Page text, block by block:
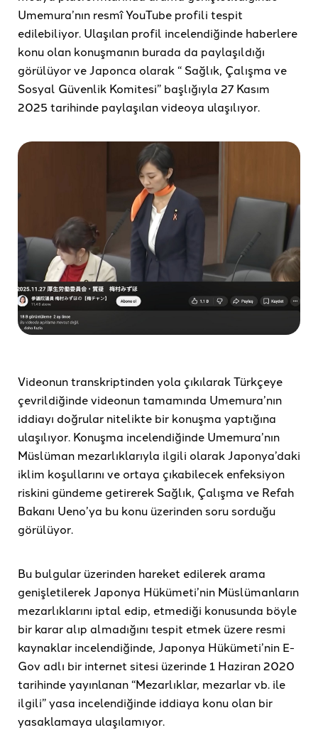
Umemura’nın resmî YouTube profili tespit
edilebiliyor. Ulaşılan profil incelendiğinde haberlere
konu olan konuşmanın burada da paylaşıldığı
görülüyor ve Japonca olarak “ Sağlık, Çalışma ve
Sosyal Güvenlik Komitesi” başlığıyla 27 Kasım
2025 tarihinde paylaşılan videoya ulaşılıyor.
Videonun transkriptinden yola çıkılarak Türkçeye
çevrildiğinde videonun tamamında Umemura’nın
iddiayı doğrular nitelikte bir konuşma yaptığına
ulaşılıyor. Konuşma incelendiğinde Umemura’nın
Müslüman mezarlıklarıyla ilgili olarak Japonya’daki
iklim koşullarını ve ortaya çıkabilecek enfeksiyon
riskini gündeme getirerek Sağlık, Çalışma ve Refah
Bakanı Ueno’ya bu konu üzerinden soru sorduğu
görülüyor.
Bu bulgular üzerinden hareket edilerek arama
genişletilerek Japonya Hükümeti’nin Müslümanların
mezarlıklarını iptal edip, etmediği konusunda böyle
bir karar alıp almadığını tespit etmek üzere resmi
kaynaklar incelendiğinde, Japonya Hükümeti’nin E-
Gov adlı bir internet sitesi üzerinde 1 Haziran 2020
tarihinde yayınlanan “Mezarlıklar, mezarlar vb. ile
ilgili” yasa incelendiğinde iddiaya konu olan bir
yasaklamaya ulaşılamıyor.